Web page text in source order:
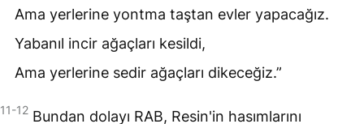
Ama yerlerine yontma taştan evler yapacağız.
Yabanıl incir ağaçları kesildi,
Ama yerlerine sedir ağaçları dikeceğiz.”
11-12 Bundan dolayı RAB, Resin'in hasımlarını